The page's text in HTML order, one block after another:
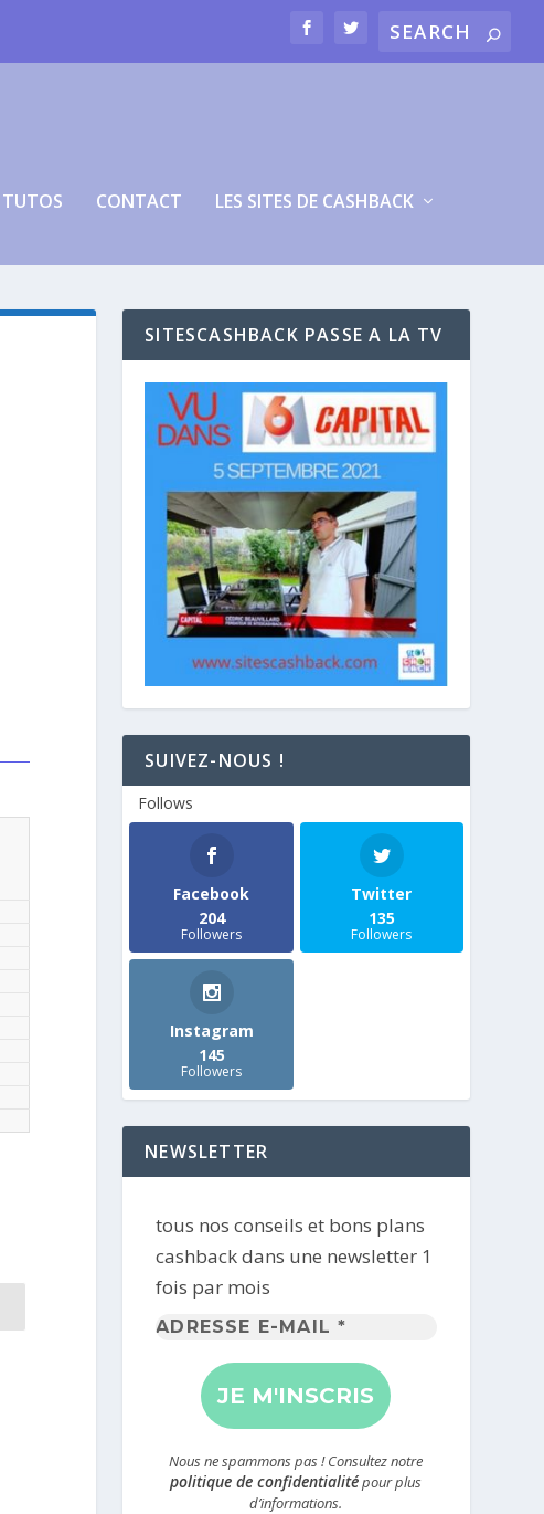
TUTOS CONTACT LES SITES DE CASHBACK
SITESCASHBACK PASSE A LA TV
SUIVEZ-NOUS !
Follows
Facebook
204
Followers
Twitter
135
Followers
Instagram
145
Followers
NEWSLETTER
tous nos conseils et bons plans
cashback dans une newsletter 1
fois par mois
Adresse
mail
*
Nous ne spammons pas ! Consultez notre
politique de confidentialitépour plus
d’informations.